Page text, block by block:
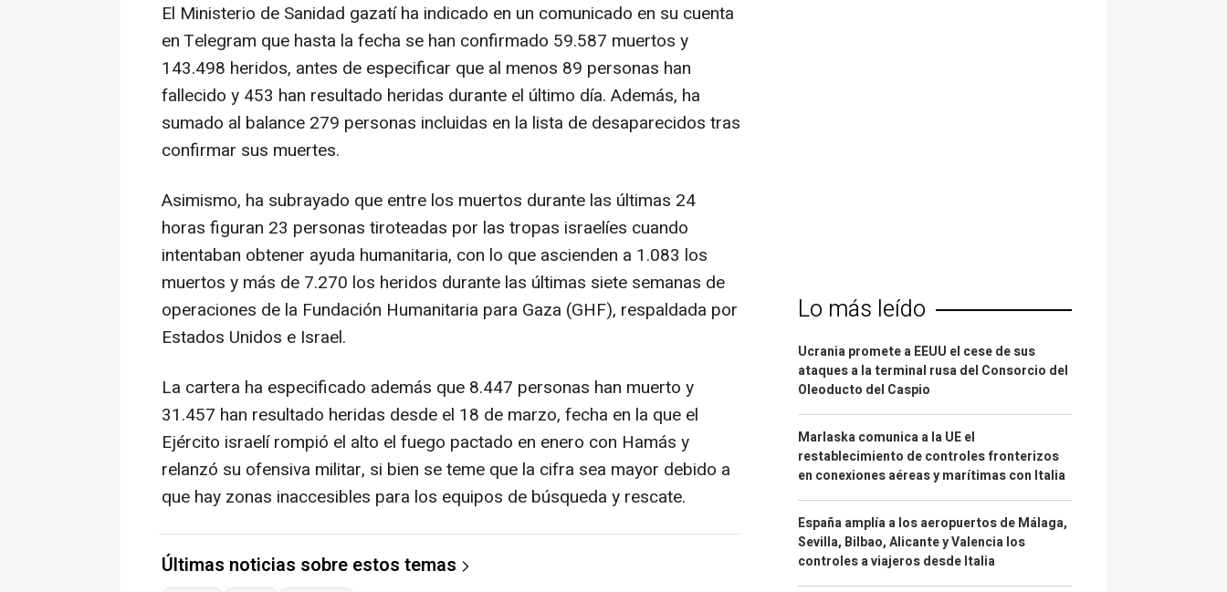
El Ministerio de Sanidad gazatí ha indicado en un comunicado en su cuenta
en Telegram que hasta la fecha se han confirmado 59.587 muertos y
143.498 heridos, antes de especificar que al menos 89 personas han
fallecido y 453 han resultado heridas durante el último día. Además, ha
sumado al balance 279 personas incluidas en la lista de desaparecidos tras
confirmar sus muertes.
Asimismo, ha subrayado que entre los muertos durante las últimas 24
horas figuran 23 personas tiroteadas por las tropas israelíes cuando
intentaban obtener ayuda humanitaria, con lo que ascienden a 1.083 los
muertos y más de 7.270 los heridos durante las últimas siete semanas de
operaciones de la Fundación Humanitaria para Gaza (GHF), respaldada por
Estados Unidos e Israel.
La cartera ha especificado además que 8.447 personas han muerto y
31.457 han resultado heridas desde el 18 de marzo, fecha en la que el
Ejército israelí rompió el alto el fuego pactado en enero con Hamás y
relanzó su ofensiva militar, si bien se teme que la cifra sea mayor debido a
que hay zonas inaccesibles para los equipos de búsqueda y rescate.
Últimas noticias sobre estos temas
Lo más leído
Ucrania promete a EEUU el cese de sus
ataques a la terminal rusa del Consorcio del
Oleoducto del Caspio
Marlaska comunica a la UE el
restablecimiento de controles fronterizos
en conexiones aéreas y marítimas con Italia
España amplía a los aeropuertos de Málaga,
Sevilla, Bilbao, Alicante y Valencia los
controles a viajeros desde Italia